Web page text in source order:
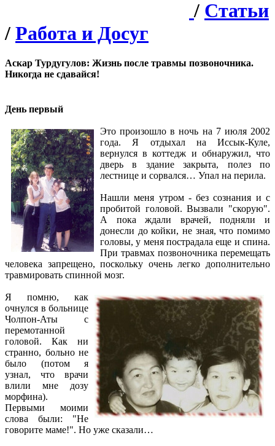
/ Статьи
/ Работа и Досуг
Аскар Турдугулов: Жизнь после травмы позвоночника.
Никогда не сдавайся!
День первый
Это произошло в ночь на 7 июля 2002
года. Я отдыхал на Иссык-Куле,
вернулся в коттедж и обнаружил, что
дверь в здание закрыта, полез по
лестнице и сорвался… Упал на перила.
Нашли меня утром - без сознания и с
пробитой головой. Вызвали "скорую".
А пока ждали врачей, подняли и
донесли до койки, не зная, что помимо
головы, у меня пострадала еще и спина.
При травмах позвоночника перемещать
человека запрещено, поскольку очень легко дополнительно
травмировать спинной мозг.
Я помню, как
очнулся в больнице
Чолпон-Аты с
перемотанной
головой. Как ни
странно, больно не
было (потом я
узнал, что врачи
влили мне дозу
морфина).
Первыми моими
слова были: "Не
говорите маме!". Но уже сказали…